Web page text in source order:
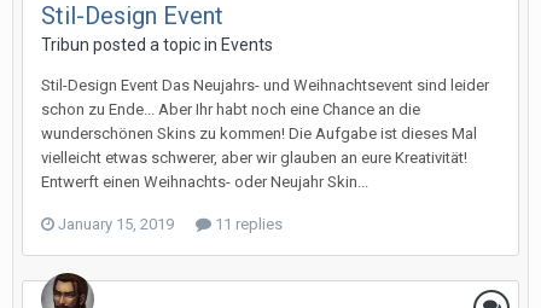
Stil-Design Event
Tribun posted a topic in Events
Stil-Design Event Das Neujahrs- und Weihnachtsevent sind leider
schon zu Ende... Aber Ihr habt noch eine Chance an die
wunderschönen Skins zu kommen! Die Aufgabe ist dieses Mal
vielleicht etwas schwerer, aber wir glauben an eure Kreativität!
Entwerft einen Weihnachts- oder Neujahr Skin...
January 15, 2019 11 replies